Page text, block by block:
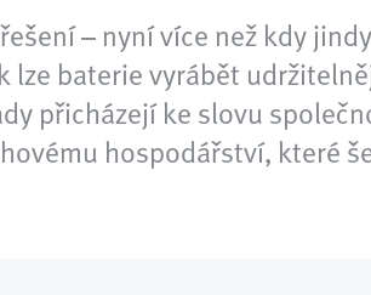
– nyní více než kdy
lze baterie vyrábět
přicházejí ke slovu
hospodářství, které